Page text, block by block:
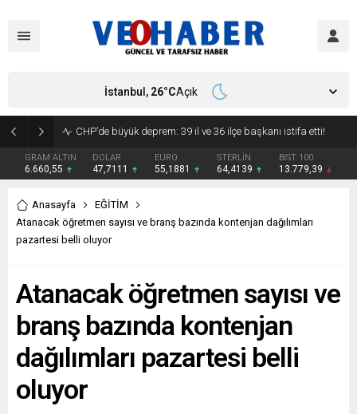
GRAM ALTIN
6.660,55
DOLAR
47,7111
EURO
55,1881
STERLİN
64,4139
BIST 100
13.779,39
İstanbul, 26°CAçık
Anasayfa
EĞİTİM
Atanacak öğretmen sayısı ve branş bazında kontenjan dağılımları
pazartesi belli oluyor
Atanacak öğretmen sayısı ve
branş bazında kontenjan
dağılımları pazartesi belli
oluyor